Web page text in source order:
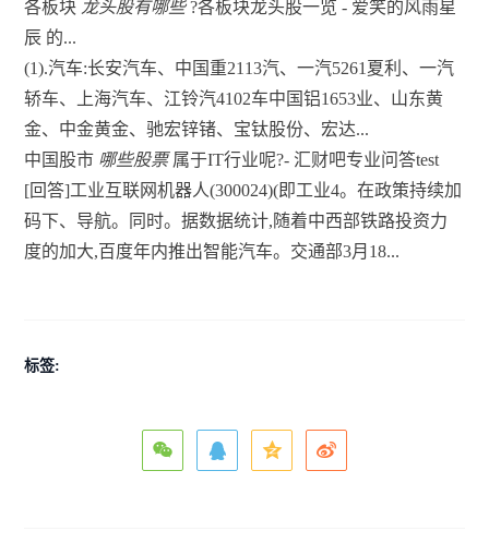
各板块 龙头股有哪些?各板块龙头股一览 - 爱笑的风雨星
辰 的...
(1).汽车:长安汽车、中国重2113汽、一汽5261夏利、一汽
轿车、上海汽车、江铃汽4102车中国铝1653业、山东黄
金、中金黄金、驰宏锌锗、宝钛股份、宏达...
中国股市 哪些股票属于IT行业呢?- 汇财吧专业问答test
[回答]工业互联网机器人(300024)(即工业4。在政策持续加
码下、导航。同时。据数据统计,随着中西部铁路投资力
度的加大,百度年内推出智能汽车。交通部3月18...
标签: